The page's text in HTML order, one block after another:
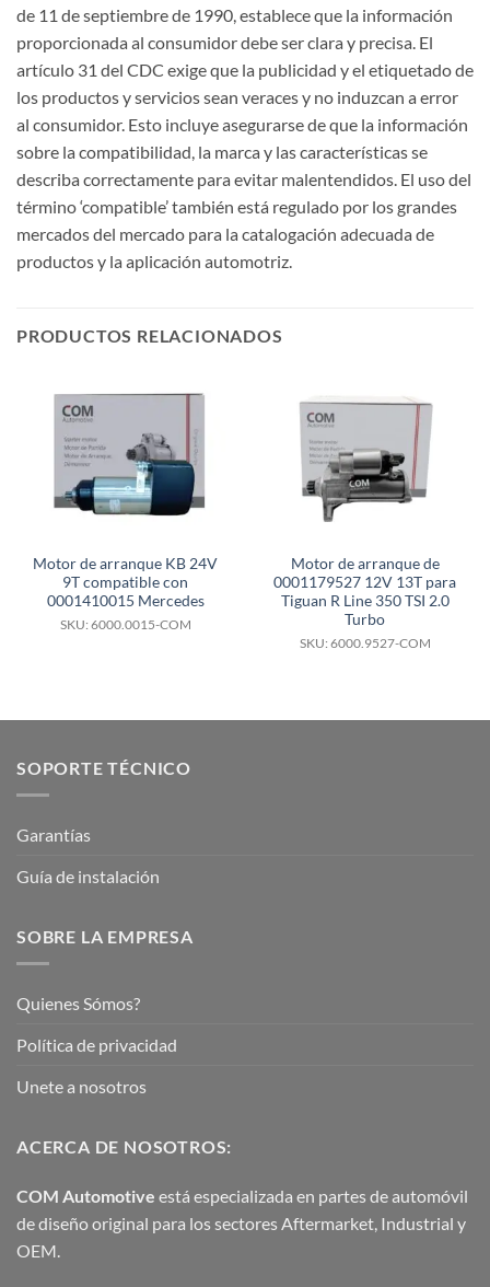
de 11 de septiembre de 1990, establece que la información
proporcionada al consumidor debe ser clara y precisa. El
artículo 31 del CDC exige que la publicidad y el etiquetado de
los productos y servicios sean veraces y no induzcan a error
al consumidor. Esto incluye asegurarse de que la información
sobre la compatibilidad, la marca y las características se
describa correctamente para evitar malentendidos. El uso del
término ‘compatible’ también está regulado por los grandes
mercados del mercado para la catalogación adecuada de
productos y la aplicación automotriz.
PRODUCTOS RELACIONADOS
Motor de arranque KB 24V
9T compatible con
0001410015 Mercedes
SKU: 6000.0015-COM
Motor de arranque de
0001179527 12V 13T para
Tiguan R Line 350 TSI 2.0
Turbo
SKU: 6000.9527-COM
SOPORTE TÉCNICO
Garantías
Guía de instalación
SOBRE LA EMPRESA
Quienes Sómos?
Política de privacidad
Unete a nosotros
ACERCA DE NOSOTROS:
COM Automotive está especializada en partes de automóvil
de diseño original para los sectores Aftermarket, Industrial y
OEM.